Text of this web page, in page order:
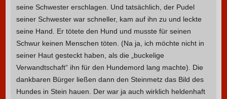
seine Schwester erschlagen. Und tatsächlich, der Pudel
seiner Schwester war schneller, kam auf ihn zu und leckte
seine Hand. Er tötete den Hund und musste für seinen
Schwur keinen Menschen töten. (Na ja, ich möchte nicht in
seiner Haut gesteckt haben, als die „buckelige
Verwandtschaft“ ihn für den Hundemord lang machte). Die
dankbaren Bürger ließen dann den Steinmetz das Bild des
Hundes in Stein hauen. Der war ja auch wirklich heldenhaft